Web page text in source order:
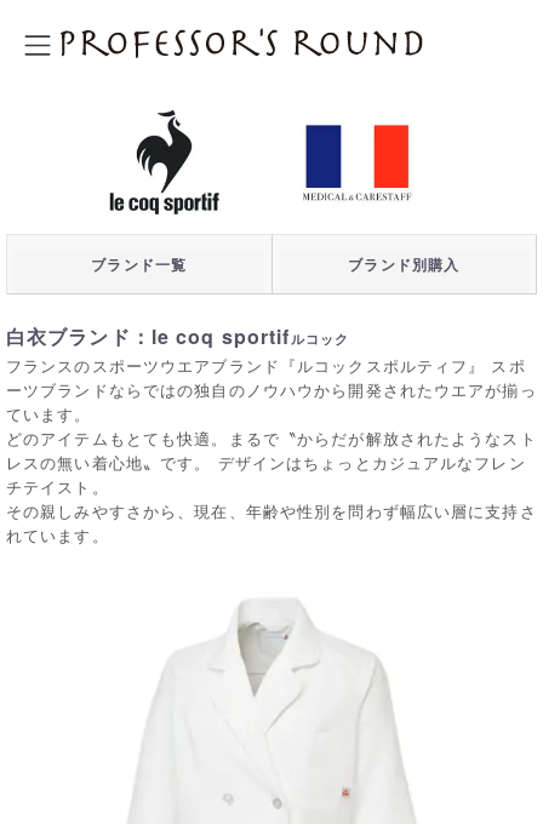
プロフェッサーズラウンド
ブランド一覧 ブランド別購入
白衣ブランド：le coq sportifルコック
フランスのスポーツウエアブランド『ルコックスポルティフ』 スポ
ーツブランドならではの独自のノウハウから開発されたウエアが揃っ
ています。
どのアイテムもとても快適。まるで〝からだが解放されたようなスト
レスの無い着心地〟です。 デザインはちょっとカジュアルなフレン
チテイスト。
その親しみやすさから、現在、年齢や性別を問わず幅広い層に支持さ
れています。